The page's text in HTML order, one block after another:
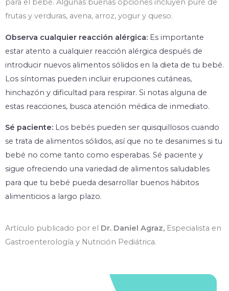
para el bebé. Algunas buenas opciones incluyen puré de
frutas y verduras, avena, arroz, yogur y queso.
Observa cualquier reacción alérgica: Es importante
estar atento a cualquier reacción alérgica después de
introducir nuevos alimentos sólidos en la dieta de tu bebé.
Los síntomas pueden incluir erupciones cutáneas,
hinchazón y dificultad para respirar. Si notas alguna de
estas reacciones, busca atención médica de inmediato.
Sé paciente: Los bebés pueden ser quisquillosos cuando
se trata de alimentos sólidos, así que no te desanimes si tu
bebé no come tanto como esperabas. Sé paciente y
sigue ofreciendo una variedad de alimentos saludables
para que tu bebé pueda desarrollar buenos hábitos
alimenticios a largo plazo.
Artículo publicado por el Dr. Daniel Agraz, Especialista en
Gastroenterología y Nutrición Pediátrica.